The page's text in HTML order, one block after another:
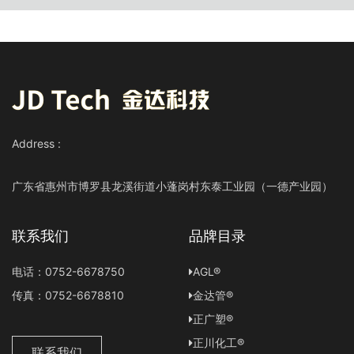
Address :
广东省惠州市博罗县龙溪街道小蓬岗村东泰工业园（一德产业园）
联系我们
电话：0752-6678750
传真：0752-6678810
品牌目录
AGL®
金达管®
正广塑®
正川化工®